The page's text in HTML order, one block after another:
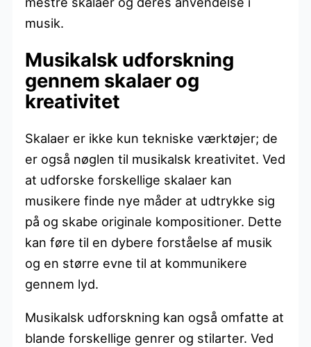
musik.
Musikalsk udforskning
gennem skalaer og
kreativitet
Skalaer er ikke kun tekniske værktøjer; de
er også nøglen til musikalsk kreativitet. Ved
at udforske forskellige skalaer kan
musikere finde nye måder at udtrykke sig
på og skabe originale kompositioner. Dette
kan føre til en dybere forståelse af musik
og en større evne til at kommunikere
gennem lyd.
Musikalsk udforskning kan også omfatte at
blande forskellige genrer og stilarter. Ved